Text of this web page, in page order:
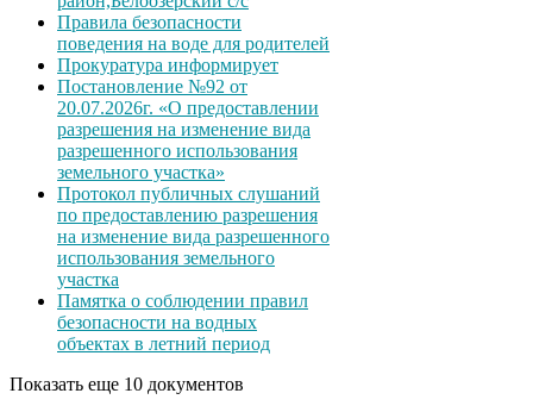
Правила безопасности
поведения на воде для родителей
Прокуратура информирует
Постановление №92 от
20.07.2026г. «О предоставлении
разрешения на изменение вида
разрешенного использования
земельного участка»
Протокол публичных слушаний
по предоставлению разрешения
на изменение вида разрешенного
использования земельного
участка
Памятка о соблюдении правил
безопасности на водных
объектах в летний период
Показать еще 10 документов